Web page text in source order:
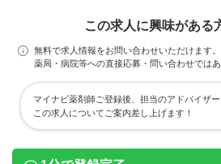
この求人に興味がある
無料で求人情報をお問い合わせいただけます。
薬局・病院等への直接応募・問い合わせでは
マイナビ薬剤師ご登録後、担当のアドバイザー
この求人についてご案内差し上げます！